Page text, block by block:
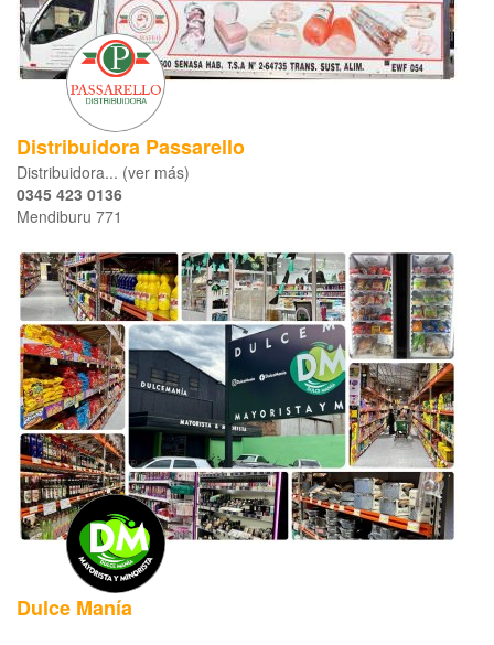
Distribuidora Passarello
Distribuidora... (ver más)
0345 423 0136
Mendiburu 771
Dulce Manía